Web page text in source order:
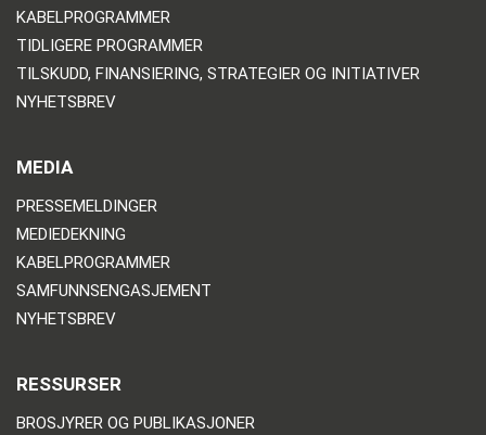
KABELPROGRAMMER
TIDLIGERE PROGRAMMER
TILSKUDD, FINANSIERING, STRATEGIER OG INITIATIVER
NYHETSBREV
MEDIA
PRESSEMELDINGER
MEDIEDEKNING
KABELPROGRAMMER
SAMFUNNSENGASJEMENT
NYHETSBREV
RESSURSER
BROSJYRER OG PUBLIKASJONER